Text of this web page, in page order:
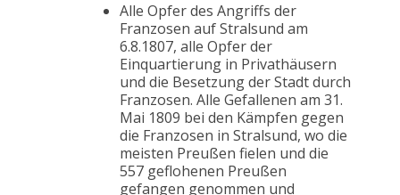
Alle Opfer des Angriffs der
Franzosen auf Stralsund am
6.8.1807, alle Opfer der
Einquartierung in Privathäusern
und die Besetzung der Stadt durch
Franzosen. Alle Gefallenen am 31.
Mai 1809 bei den Kämpfen gegen
die Franzosen in Stralsund, wo die
meisten Preußen fielen und die
557 geflohenen Preußen
gefangen genommen und